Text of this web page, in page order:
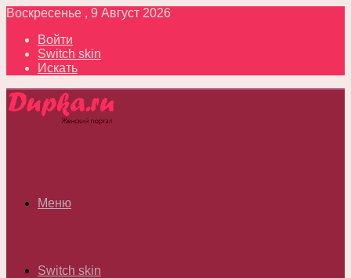
Воскресенье , 9 Август 2026
Войти
Switch skin
Искать
Меню
Switch skin